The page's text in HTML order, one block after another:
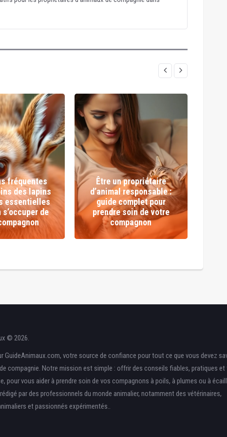
fréquentes
des lapins
essentielles
de
Être un propriétaire
d’animal responsable :
guide complet pour
prendre soin de votre
compagnon
© 2026.
GuideAnimaux.com, votre source de confiance pour tout ce que vous devez
compagnie. Notre mission est simple : offrir des conseils fiables, pratiques et
pour vous aider à prendre soin de vos compagnons à poils, à plumes ou à
par des professionnels du monde animalier, notamment des vétérinaires,
et passionnés expérimentés..